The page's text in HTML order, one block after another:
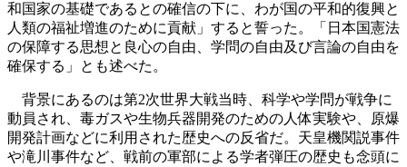
和国家の基礎であるとの確信の下に、わが国の平和的復興と
人類の福祉増進のために貢献」すると誓った。「日本国憲法
の保障する思想と良心の自由、学問の自由及び言論の自由を
確保する」とも述べた。
背景にあるのは第2次世界大戦当時、科学や学問が戦争に
動員され、毒ガスや生物兵器開発のための人体実験や、原爆
開発計画などに利用された歴史への反省だ。天皇機関説事件
や滝川事件など、戦前の軍部による学者弾圧の歴史も念頭に